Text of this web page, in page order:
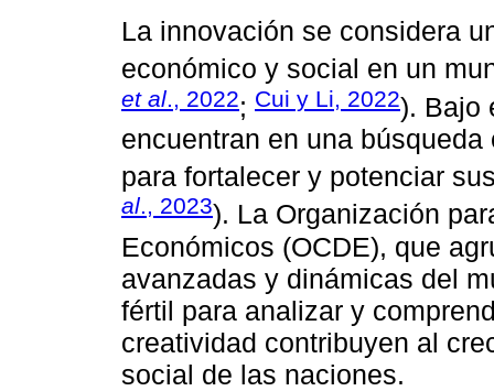
La innovación se considera
económico y social en un
et al., 2022; Cui y Li, 2022). Bajo
encuentran en una
para fortalecer y potenciar
al., 2023). La Organización
Económicos (OCDE), que
avanzadas y dinámicas del
fértil para analizar y
creatividad contribuyen al
social de las naciones.